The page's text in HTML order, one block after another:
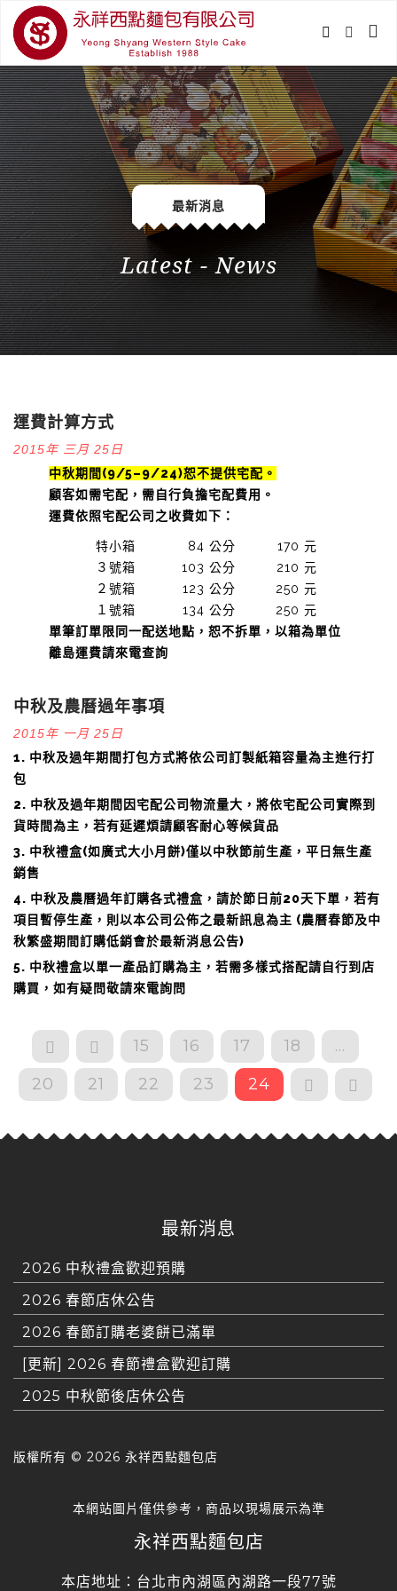
最新消息
Latest - News
運費計算方式
2015年 三月 25日
中秋期間(9/5–9/24)恕不提供宅配。
顧客如需宅配，需自行負擔宅配費用。
運費依照宅配公司之收費如下：
特小箱 84 公分
170 元
３號箱
103 公分
210 元
２號箱
123 公分
250 元
１號箱
134 公分
250 元
單筆訂單限同一配送地點，恕不拆單，以箱為單位
離島運費請來電查詢
中秋及農曆過年事項
2015年 一月 25日
1. 中秋及過年期間打包方式將依公司訂製紙箱容量為主進行打
包
2. 中秋及過年期間因宅配公司物流量大，將依宅配公司實際到
貨時間為主，若有延遲煩請顧客耐心等候貨品
3. 中秋禮盒(如廣式大小月餅)僅以中秋節前生產，平日無生產
銷售
4. 中秋及農曆過年訂購各式禮盒，請於節日前20天下單，若有
項目暫停生產，則以本公司公佈之最新訊息為主 (農曆春節及中
秋繁盛期間訂購低銷會於最新消息公告)
5. 中秋禮盒以單一產品訂購為主，若需多樣式搭配請自行到店
購買，如有疑問敬請來電詢問
15 16 17 18
...
20
21 22 23 24
最新消息
2026 中秋禮盒歡迎預購
2026 春節店休公告
2026 春節訂購老婆餅已滿單
[更新] 2026 春節禮盒歡迎訂購
2025 中秋節後店休公告
版權所有 © 2026 永祥西點麵包店
本網站圖片僅供參考，商品以現場展示為準
永祥西點麵包店
本店地址：台北市內湖區內湖路一段77號